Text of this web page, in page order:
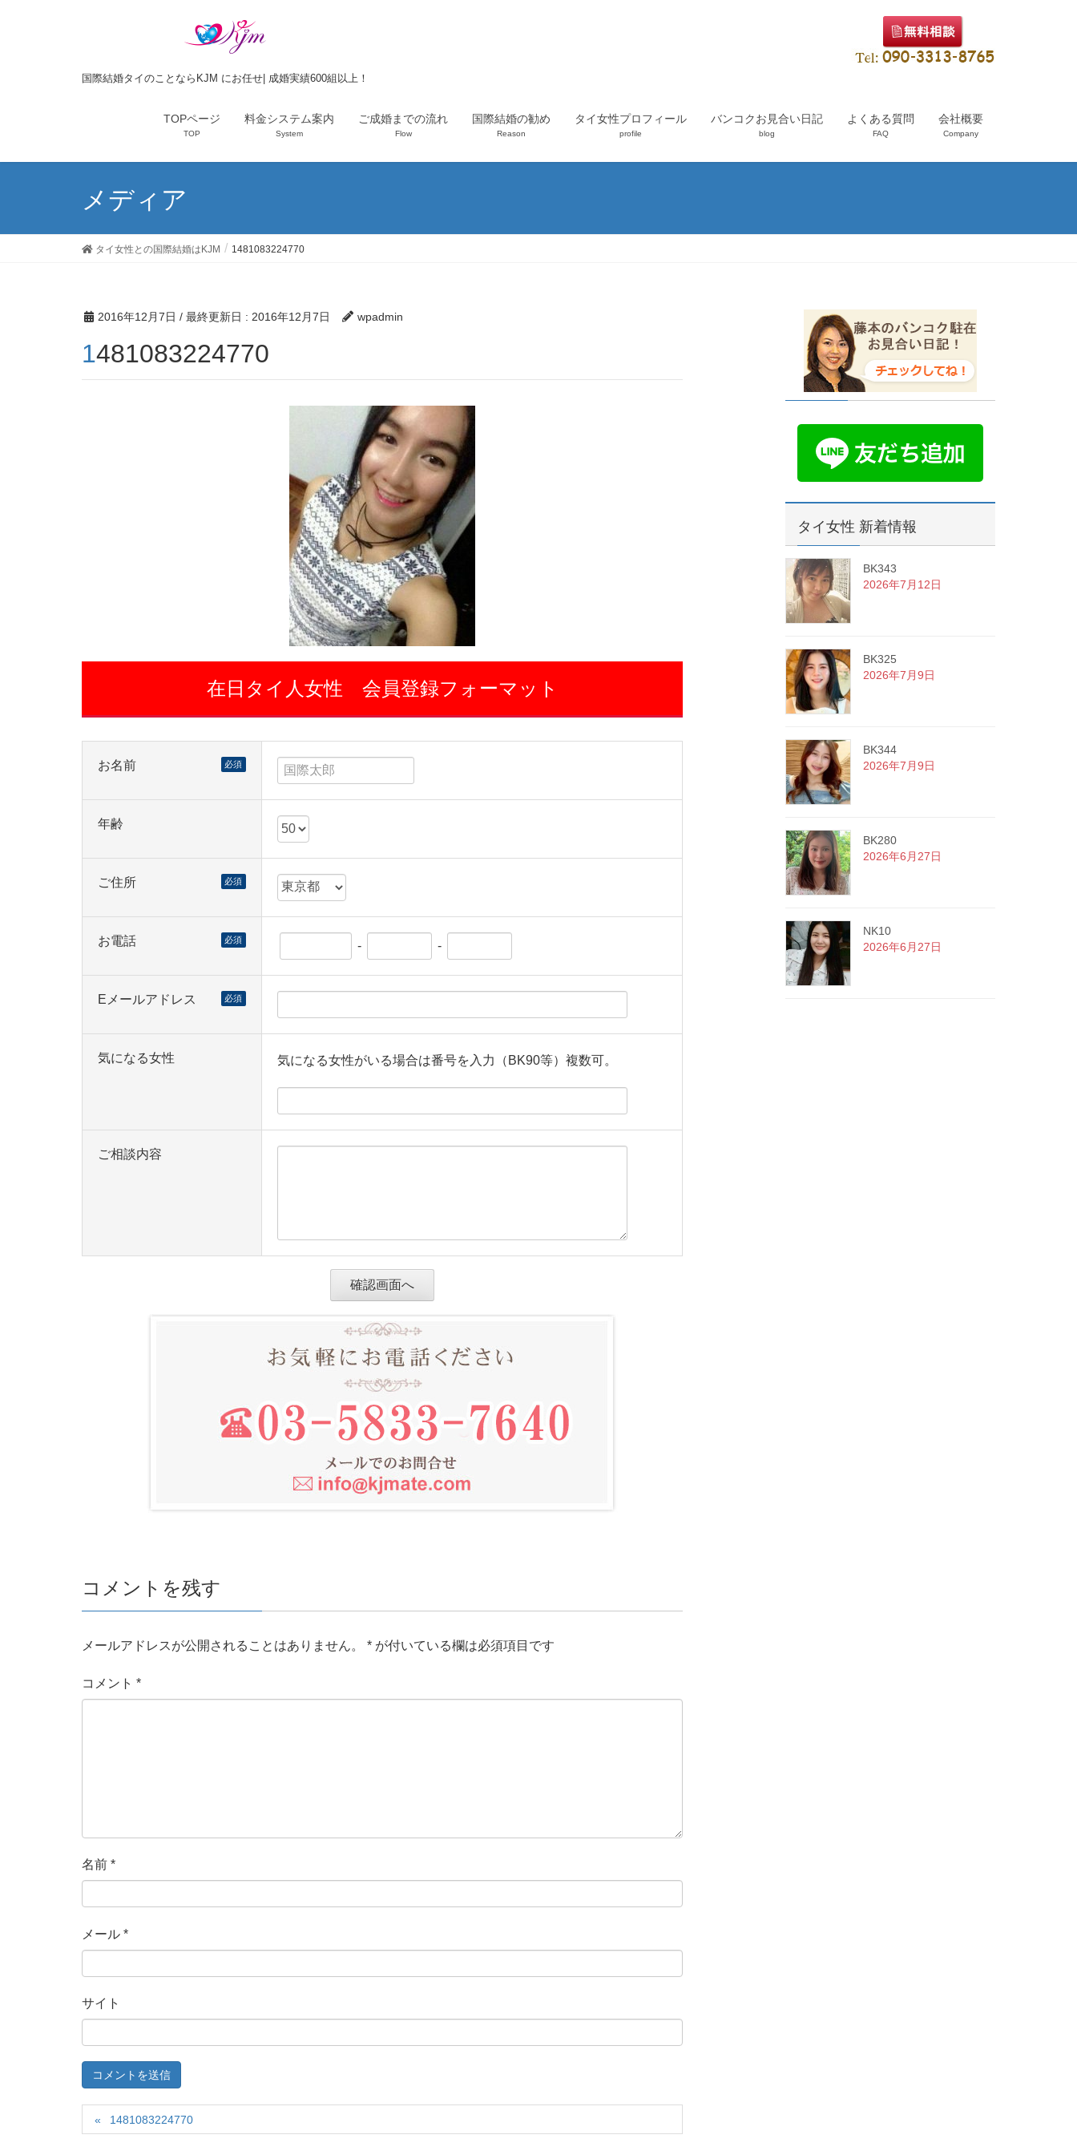
国際結婚タイのことならKJM にお任せ| 成婚実績600組以上！
TOPページ
TOP
料金システム案内
System
ご成婚までの流れ
Flow
国際結婚の勧め
Reason
タイ女性プロフィール
profile
バンコクお見合い日記
blog
よくある質問
FAQ
会社概要
Company
メディア
タイ女性との国際結婚はKJM 1481083224770
2016年12月7日 / 最終更新日 : 2016年12月7日 wpadmin
1481083224770
在日タイ人女性 会員登録フォーマット
お名前 必須
年齢
ご住所 必須
お電話 必須 - -
Eメールアドレス 必須
気になる女性 気になる女性がいる場合は番号を入力（BK90等）複数可。
ご相談内容
コメントを残す
メールアドレスが公開されることはありません。 * が付いている欄は必須項目です
コメント *
名前 *
メール *
サイト
1481083224770
タイ女性 新着情報
BK343
2026年7月12日
BK325
2026年7月9日
BK344
2026年7月9日
BK280
2026年6月27日
NK10
2026年6月27日